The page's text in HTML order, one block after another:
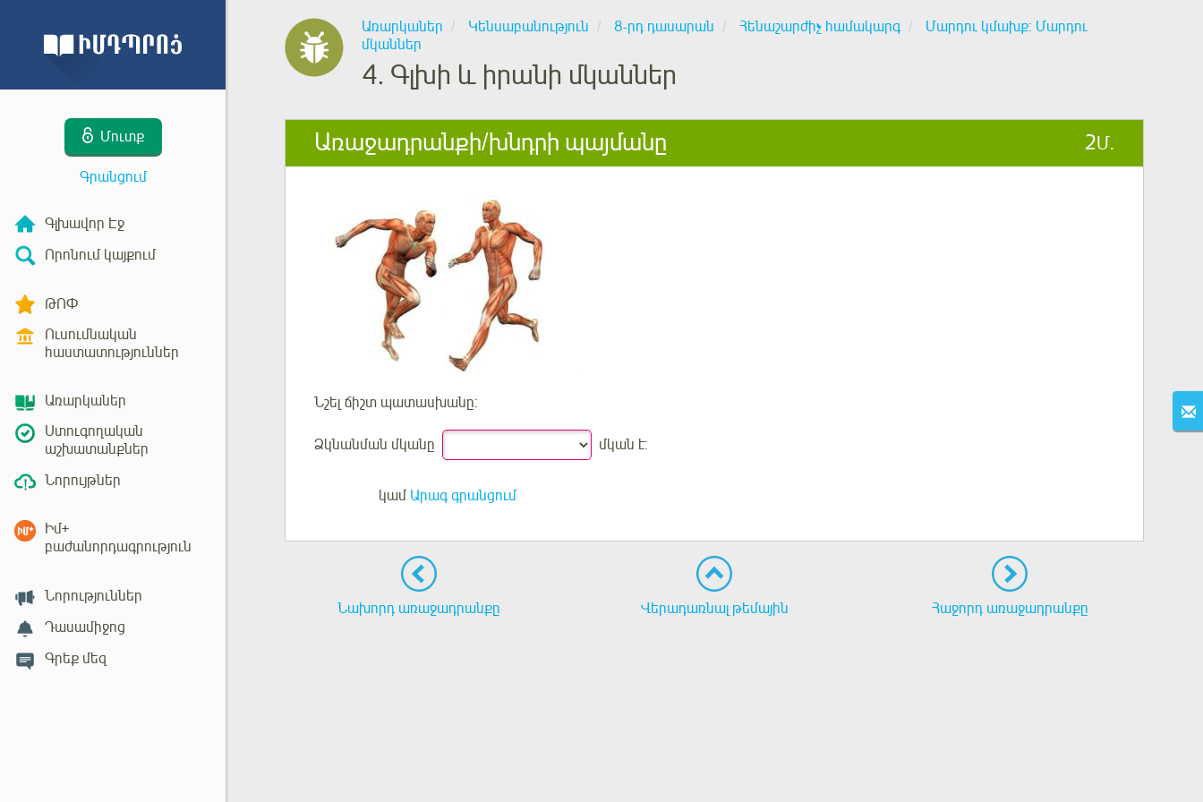
Մուտք
Գրանցում
Գլխավոր Էջ
Որոնում կայքում
ԹՈՓ
Ուսումնական
հաստատություններ
Առարկաներ
Ստուգողական
աշխատանքներ
Նորույթներ
Իմ+
բաժանորդագրություն
Նորություններ
Դասամիջոց
Գրեք մեզ
Առարկաներ Կենսաբանություն 8-րդ դասարան Հենաշարժիչ համակարգ
Մարդու կմախք։ Մարդու
մկաններ
4. Գլխի և իրանի մկաններ
Առաջադրանքի/խնդրի պայմանը 2Մ.
Նշել ճիշտ պատասխանը:
Ձկնանման մկանը մկան է:
կամ Արագ գրանցում
Նախորդ առաջադրանքը Վերադառնալ թեմային Հաջորդ առաջադրանքը